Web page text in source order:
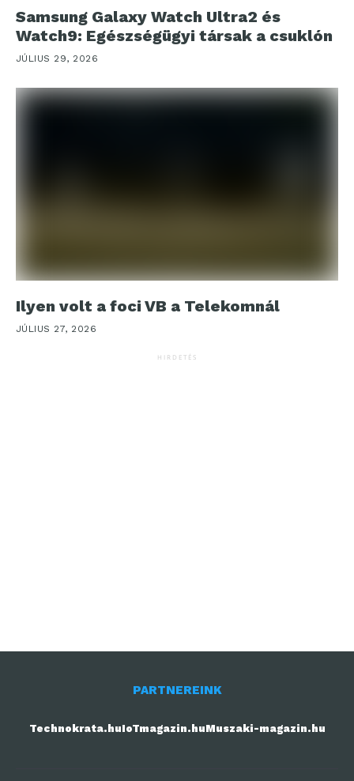
Samsung Galaxy Watch Ultra2 és
Watch9: Egészségügyi társak a csuklón
JÚLIUS 29, 2026
Ilyen volt a foci VB a Telekomnál
JÚLIUS 27, 2026
HIRDETÉS
PARTNEREINK
Technokrata.huIoTmagazin.huMuszaki-magazin.hu